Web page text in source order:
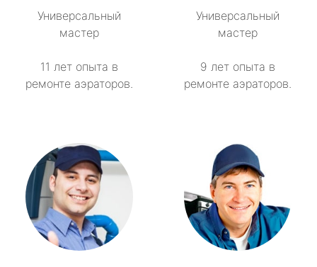
Универсальный
мастер
11 лет опыта в
ремонте аэраторов.
Универсальный
мастер
9 лет опыта в
ремонте аэраторов.